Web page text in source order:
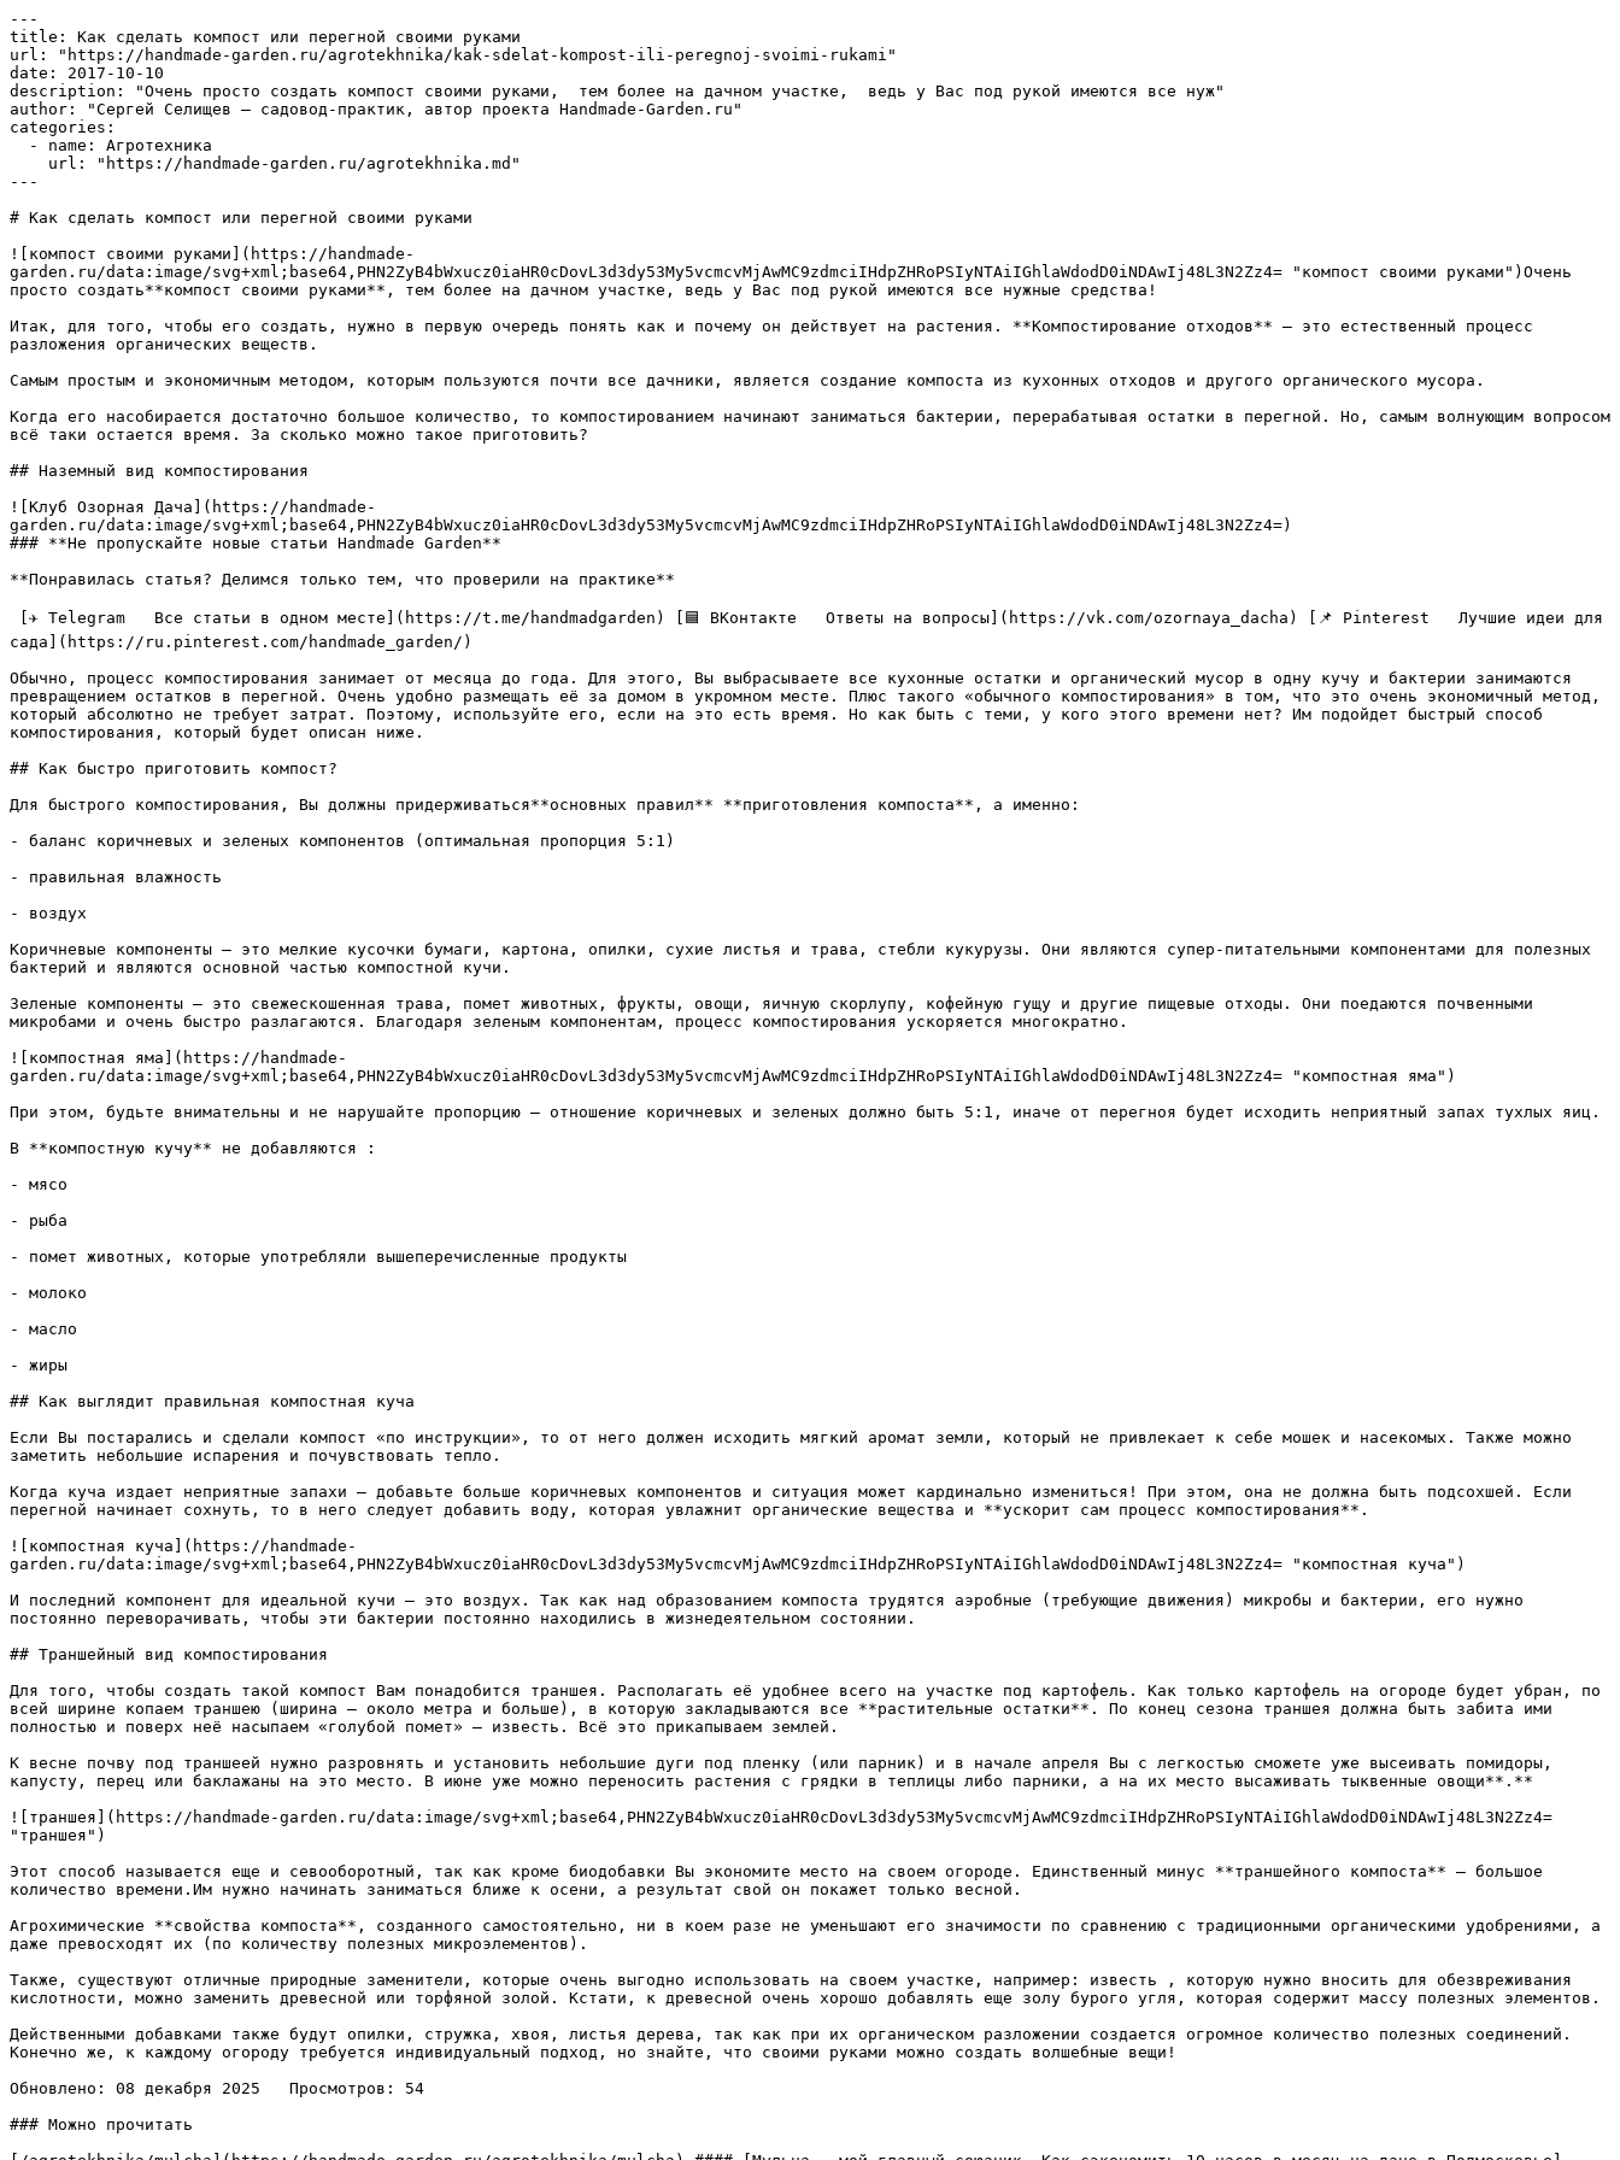
---
title: Как сделать компост или перегной своими руками
url: "https://handmade-garden.ru/agrotekhnika/kak-sdelat-kompost-ili-peregnoj-svoimi-rukami"
date: 2017-10-10
description: "Очень просто создать компост своими руками,  тем более на дачном участке,  ведь у Вас под рукой имеются все нуж"
author: "Сергей Селищев — садовод-практик, автор проекта Handmade-Garden.ru"
categories:
---
# Как сделать компост или перегной своими руками
![компост своими руками](https://handmade-
garden.ru/data:image/svg+xml;base64,PHN2ZyB4bWxucz0iaHR0cDovL3d3dy53My5vcmcvMjAwMC9zdmciIHdpZHRoPSIyNTAiIGhlaWdodD0iNDAwIj48L3N2Zz4= "компост своими руками")Очень
просто создать**компост своими руками**, тем более на дачном участке, ведь у Вас под рукой имеются все нужные средства!
Итак, для того, чтобы его создать, нужно в первую очередь понять как и почему он действует на растения. **Компостирование отходов** — это естественный процесс
разложения органических веществ.
Самым простым и экономичным методом, которым пользуются почти все дачники, является создание компоста из кухонных отходов и другого органического мусора.
Когда его насобирается достаточно большое количество, то компостированием начинают заниматься бактерии, перерабатывая остатки в перегной. Но, самым волнующим вопросом
всё таки остается время. За сколько можно такое приготовить?
## Наземный вид компостирования
![Клуб Озорная Дача](https://handmade-
garden.ru/data:image/svg+xml;base64,PHN2ZyB4bWxucz0iaHR0cDovL3d3dy53My5vcmcvMjAwMC9zdmciIHdpZHRoPSIyNTAiIGhlaWdodD0iNDAwIj48L3N2Zz4=)
### **Не пропускайте новые статьи Handmade Garden**
**Понравилась статья? Делимся только тем, что проверили на практике**
сада](https://ru.pinterest.com/handmade_garden/)
Обычно, процесс компостирования занимает от месяца до года. Для этого, Вы выбрасываете все кухонные остатки и органический мусор в одну кучу и бактерии занимаются
превращением остатков в перегной. Очень удобно размещать её за домом в укромном месте. Плюс такого «обычного компостирования» в том, что это очень экономичный метод,
который абсолютно не требует затрат. Поэтому, используйте его, если на это есть время. Но как быть с теми, у кого этого времени нет? Им подойдет быстрый способ
компостирования, который будет описан ниже.
## Как быстро приготовить компост?
Для быстрого компостирования, Вы должны придерживаться**основных правил** **приготовления компоста**, а именно:
- баланс коричневых и зеленых компонентов (оптимальная пропорция 5:1)
- правильная влажность
- воздух
Коричневые компоненты — это мелкие кусочки бумаги, картона, опилки, сухие листья и трава, стебли кукурузы. Они являются супер-питательными компонентами для полезных
бактерий и являются основной частью компостной кучи.
Зеленые компоненты — это свежескошенная трава, помет животных, фрукты, овощи, яичную скорлупу, кофейную гущу и другие пищевые отходы. Они поедаются почвенными
микробами и очень быстро разлагаются. Благодаря зеленым компонентам, процесс компостирования ускоряется многократно.
![компостная яма](https://handmade-
garden.ru/data:image/svg+xml;base64,PHN2ZyB4bWxucz0iaHR0cDovL3d3dy53My5vcmcvMjAwMC9zdmciIHdpZHRoPSIyNTAiIGhlaWdodD0iNDAwIj48L3N2Zz4= "компостная яма")
При этом, будьте внимательны и не нарушайте пропорцию — отношение коричневых и зеленых должно быть 5:1, иначе от перегноя будет исходить неприятный запах тухлых яиц.
В **компостную кучу** не добавляются :
- мясо
- рыба
- помет животных, которые употребляли вышеперечисленные продукты
- молоко
- масло
- жиры
## Как выглядит правильная компостная куча
Если Вы постарались и сделали компост «по инструкции», то от него должен исходить мягкий аромат земли, который не привлекает к себе мошек и насекомых. Также можно
заметить небольшие испарения и почувствовать тепло.
Когда куча издает неприятные запахи — добавьте больше коричневых компонентов и ситуация может кардинально измениться! При этом, она не должна быть подсохшей. Если
перегной начинает сохнуть, то в него следует добавить воду, которая увлажнит органические вещества и **ускорит сам процесс компостирования**.
![компостная куча](https://handmade-
garden.ru/data:image/svg+xml;base64,PHN2ZyB4bWxucz0iaHR0cDovL3d3dy53My5vcmcvMjAwMC9zdmciIHdpZHRoPSIyNTAiIGhlaWdodD0iNDAwIj48L3N2Zz4= "компостная куча")
И последний компонент для идеальной кучи — это воздух. Так как над образованием компоста трудятся аэробные (требующие движения) микробы и бактерии, его нужно
постоянно переворачивать, чтобы эти бактерии постоянно находились в жизнедеятельном состоянии.
## Траншейный вид компостирования
Для того, чтобы создать такой компост Вам понадобится траншея. Располагать её удобнее всего на участке под картофель. Как только картофель на огороде будет убран, по
всей ширине копаем траншею (ширина – около метра и больше), в которую закладываются все **растительные остатки**. По конец сезона траншея должна быть забита ими
полностью и поверх неё насыпаем «голубой помет» — известь. Всё это прикапываем землей.
К весне почву под траншеей нужно разровнять и установить небольшие дуги под пленку (или парник) и в начале апреля Вы с легкостью сможете уже высеивать помидоры,
капусту, перец или баклажаны на это место. В июне уже можно переносить растения с грядки в теплицы либо парники, а на их место высаживать тыквенные овощи**.**
![траншея](https://handmade-garden.ru/data:image/svg+xml;base64,PHN2ZyB4bWxucz0iaHR0cDovL3d3dy53My5vcmcvMjAwMC9zdmciIHdpZHRoPSIyNTAiIGhlaWdodD0iNDAwIj48L3N2Zz4=
"траншея")
Этот способ называется еще и севооборотный, так как кроме биодобавки Вы экономите место на своем огороде. Единственный минус **траншейного компоста** — большое
количество времени.Им нужно начинать заниматься ближе к осени, а результат свой он покажет только весной.
Агрохимические **свойства компоста**, созданного самостоятельно, ни в коем разе не уменьшают его значимости по сравнению с традиционными органическими удобрениями, а
даже превосходят их (по количеству полезных микроэлементов).
Также, существуют отличные природные заменители, которые очень выгодно использовать на своем участке, например: известь , которую нужно вносить для обезвреживания
кислотности, можно заменить древесной или торфяной золой. Кстати, к древесной очень хорошо добавлять еще золу бурого угля, которая содержит массу полезных элементов.
Действенными добавками также будут опилки, стружка, хвоя, листья дерева, так как при их органическом разложении создается огромное количество полезных соединений.
Конечно же, к каждому огороду требуется индивидуальный подход, но знайте, что своими руками можно создать волшебные вещи!
Обновлено: 08 декабря 2025   Просмотров: 54
### Можно прочитать